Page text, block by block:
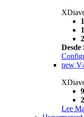
Desde
new
Lee